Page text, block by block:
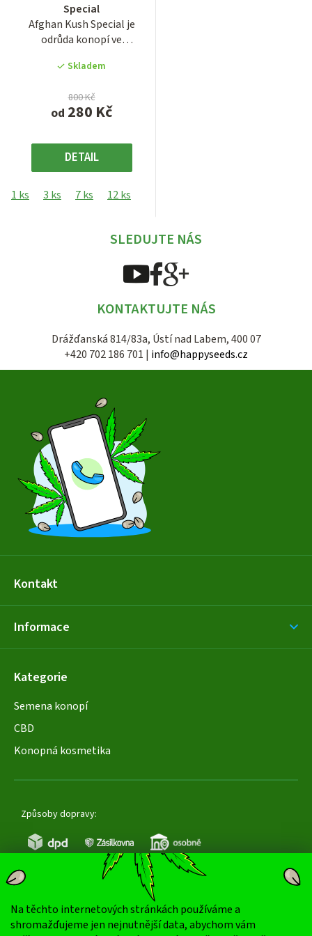
Na těchto internetových stránkách používáme a
shromažďujeme jen nejnutnější data, abychom vám
Special
Afghan Kush Special je
odrůda konopí ve
po 1, 3,...
produktu
je
3,9
z
hvězdiček.
Skladem
od 280 Kč
800 Kč
DETAIL
1 ks 3 ks 7 ks 12 ks
SLEDUJTE NÁS
KONTAKTUJTE NÁS
Drážďanská 814/83a, Ústí nad Labem, 400 07
+420 702 186 701 | info@happyseeds.cz
Kontakt
Informace
Kategorie
Semena konopí
CBD
Konopná kosmetika
Způsoby dopravy:
Oblíbené způsoby platby: